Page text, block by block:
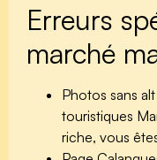
Erreurs
marché
Photos sans
touristiques
riche, vous